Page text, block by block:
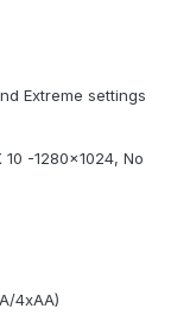
Extreme settings
-1280x1024, No
4xAA)